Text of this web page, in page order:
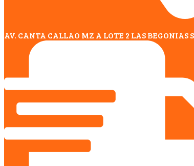
AV. CANTA CALLAO MZ A LOTE 2 LAS BEGONIAS